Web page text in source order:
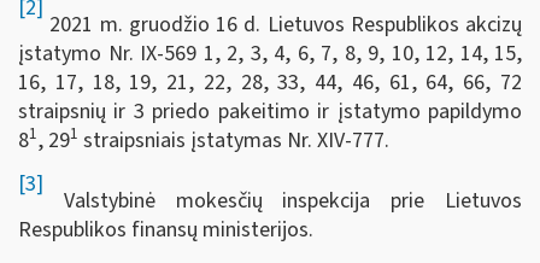
[2]
2021 m. gruodžio 16 d. Lietuvos Respublikos akcizų
įstatymo Nr. IX-569 1, 2, 3, 4, 6, 7, 8, 9, 10, 12, 14, 15,
16, 17, 18, 19, 21, 22, 28, 33, 44, 46, 61, 64, 66, 72
straipsnių ir 3 priedo pakeitimo ir įstatymo papildymo
81, 291 straipsniais įstatymas Nr. XIV-777.
[3]
Valstybinė mokesčių inspekcija prie Lietuvos
Respublikos finansų ministerijos.